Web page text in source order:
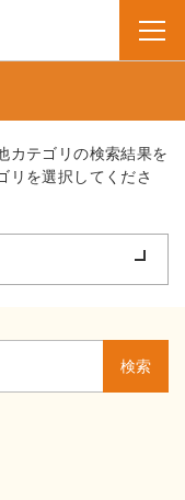
カテゴリの検索結果を
リを選択してくださ
検索